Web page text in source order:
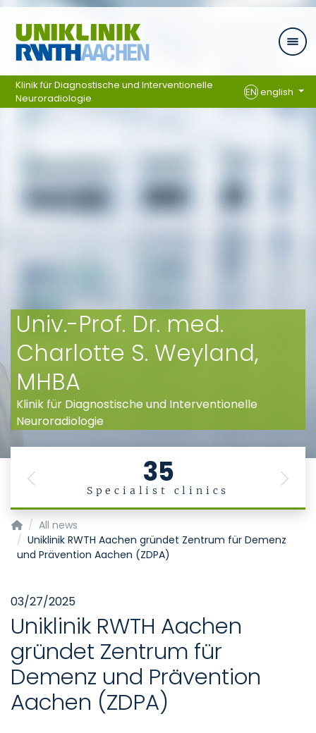
Skip navigation
Univ.-Prof. Dr. med.
Charlotte S. Weyland,
MHBA
Klinik für Diagnostische und Interventionelle
Neuroradiologie
35
Specialist clinics
Previous Next
Klinik für Diagnostische und Interventionelle
Neuroradiologie
EN english
Klinik für Diagnostische und Interventionelle Neuroradiologie
All news
Uniklinik RWTH Aachen gründet Zentrum für Demenz
und Prävention Aachen (ZDPA)
03/27/2025
Uniklinik RWTH Aachen
gründet Zentrum für
Demenz und Prävention
Aachen (ZDPA)